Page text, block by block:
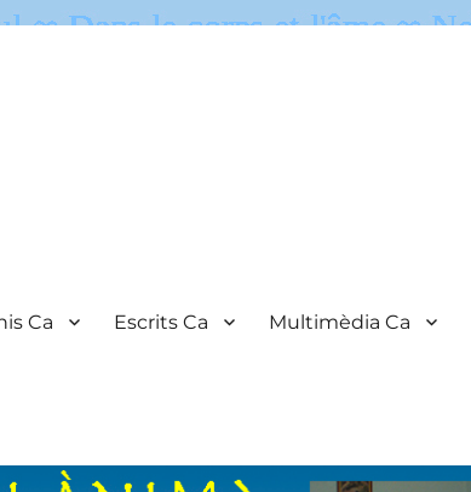
Ca Escrits Ca Multimèdia Ca